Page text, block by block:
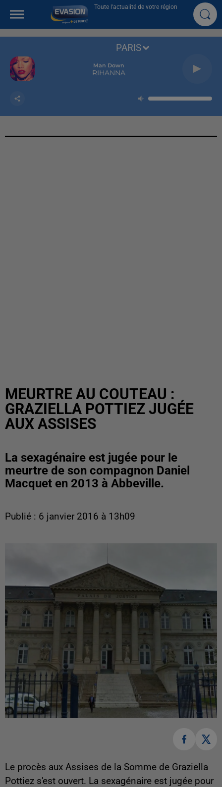
Toute l'actualité de votre région
Man Down
RIHANNA
PARIS
MEURTRE AU COUTEAU :
GRAZIELLA POTTIEZ JUGÉE
AUX ASSISES
La sexagénaire est jugée pour le
meurtre de son compagnon Daniel
Macquet en 2013 à Abbeville.
Publié : 6 janvier 2016 à 13h09
Le procès aux Assises de la Somme de Graziella
Pottiez s'est ouvert. La sexagénaire est jugée pour